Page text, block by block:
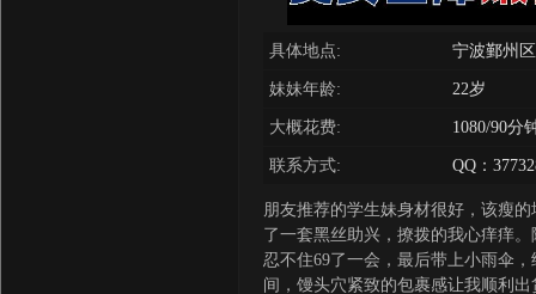
具体地点: 宁波鄞州
妹妹年龄: 22岁
大概花费: 1080/90分
联系方式: QQ：
朋友推荐的学生妹身材很好，该瘦
了一套黑丝助兴，撩拨的我心痒痒
忍不住69了一会，最后带上小雨伞
间，馒头穴紧致的包裹感让我顺利